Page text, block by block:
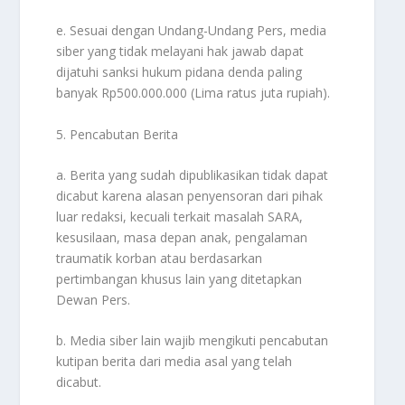
e. Sesuai dengan Undang-Undang Pers, media
siber yang tidak melayani hak jawab dapat
dijatuhi sanksi hukum pidana denda paling
banyak Rp500.000.000 (Lima ratus juta rupiah).
5. Pencabutan Berita
a. Berita yang sudah dipublikasikan tidak dapat
dicabut karena alasan penyensoran dari pihak
luar redaksi, kecuali terkait masalah SARA,
kesusilaan, masa depan anak, pengalaman
traumatik korban atau berdasarkan
pertimbangan khusus lain yang ditetapkan
Dewan Pers.
b. Media siber lain wajib mengikuti pencabutan
kutipan berita dari media asal yang telah
dicabut.